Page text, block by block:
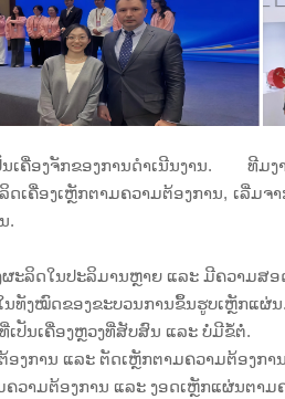
ເປັນເຄື່ອງຈັກຂອງການດຳເນີນງານ.
ຄື່ອງເຫຼັກຕາມຄວາມຕ້ອງການ, ເລີ່ມຈ
.
ະລິດໃນປະລິມານຫຼາຍ ແລະ ມີຄວາມສອ
ນທັງໝົດຂອງຂະບວນການຂຶ້ນຮູບເຫຼັກແຜ່ນ.
ເປັນເຄື່ອງຫຼວງທີ່ສັບສົນ ແລະ ບໍ່ມີຂໍ້ຕໍ່.
ງການ ແລະ ຕັດເຫຼັກຕາມຄວາມຕ້ອງກາ
ວາມຕ້ອງການ ແລະ ງອດເຫຼັກແຜ່ນຕາ